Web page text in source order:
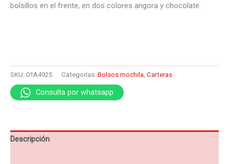
bolsillos en el frente, en dos colores angora y chocolate.
SKU: 01A4925 Categorías: Bolsos mochila Carteras
Consulta por whatsapp
Descripción